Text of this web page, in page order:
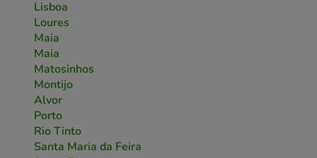
Lisboa
Loures
Maia
Maia
Matosinhos
Montijo
Alvor
Porto
Rio Tinto
Santa Maria da Feira